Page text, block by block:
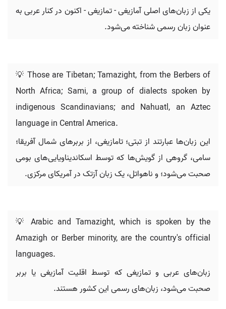
یکی از زبان‌های اصلی آمازیغی - تمازیغی - اکنون در کنار عربی به
عنوان زبان رسمی شناخته می‌شود.
💡 Those are Tibetan; Tamazight, from the Berbers of
North Africa; Sami, a group of dialects spoken by
indigenous Scandinavians; and Nahuatl, an Aztec
language in Central America.
این زبان‌ها عبارتند از تبتی؛ تامازیغی، از بربرهای شمال آفریقا؛
سامی، گروهی از گویش‌ها که توسط اسکاندیناویایی‌های بومی
صحبت می‌شود؛ و ناهواتل، یک زبان آزتک در آمریکای مرکزی.
💡 Arabic and Tamazight, which is spoken by the
Amazigh or Berber minority, are the country's official
languages.
زبان‌های عربی و تمازیغی که توسط اقلیت آمازیغی یا بربر
صحبت می‌شود، زبان‌های رسمی این کشور هستند.